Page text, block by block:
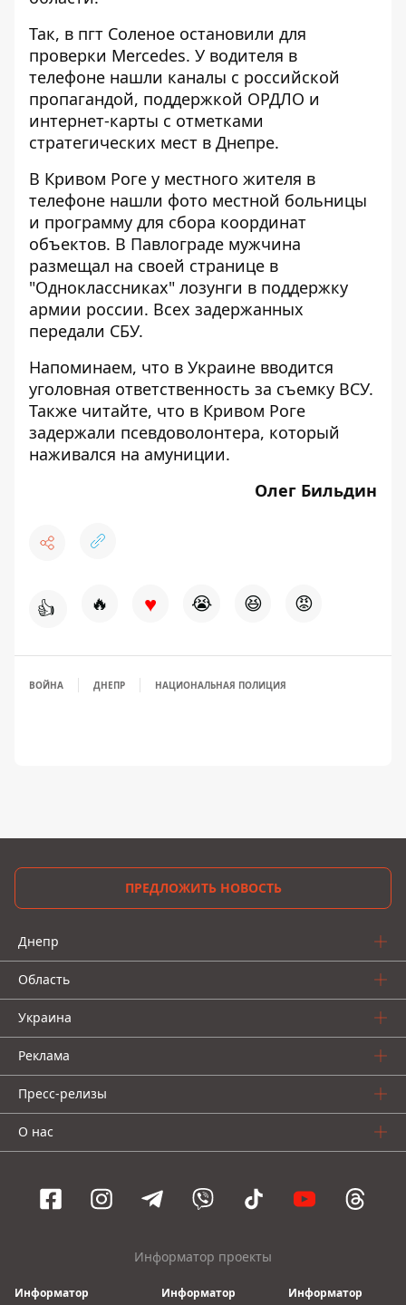
Так, в пгт Соленое остановили для
проверки Mercedes. У водителя в
телефоне нашли каналы с российской
пропагандой, поддержкой ОРДЛО и
интернет-карты с отметками
стратегических мест в Днепре.
В Кривом Роге у местного жителя в
телефоне нашли фото местной больницы
и программу для сбора координат
объектов. В Павлограде мужчина
размещал на своей странице в
"Одноклассниках" лозунги в поддержку
армии россии. Всех задержанных
передали СБУ.
Напоминаем, что в Украине вводится
уголовная ответственность за съемку ВСУ.
Также читайте, что в Кривом Роге
задержали псевдоволонтера, который
наживался на амуниции.
Олег Бильдин
👍 🔥 ♥ 😭 😆 😡
ВОЙНА ДНЕПР НАЦИОНАЛЬНАЯ ПОЛИЦИЯ
ПРЕДЛОЖИТЬ НОВОСТЬ
Днепр
Область
Украина
Реклама
Пресс-релизы
О нас
Информатор проекты
Информатор
Информатор
Информатор